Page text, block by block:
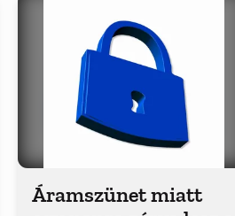
Áramszünet miatt